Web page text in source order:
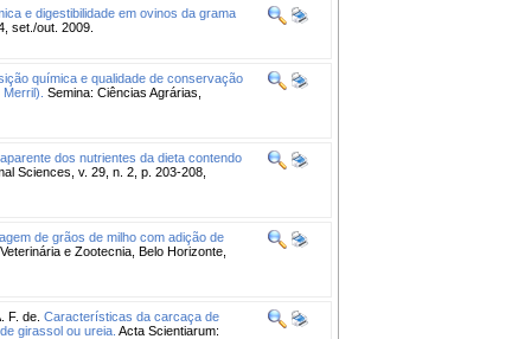
e digestibilidade em ovinos da grama
set./out. 2009.
química e qualidade de conservação
Semina: Ciências Agrárias,
dos nutrientes da dieta contendo
Sciences, v. 29, n. 2, p. 203-208,
de grãos de milho com adição de
e Zootecnia, Belo Horizonte,
F. de. Características da carcaça de
girassol ou ureia. Acta Scientiarum: